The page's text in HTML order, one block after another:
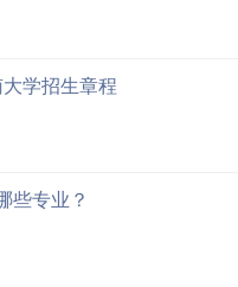
学招生章程
些专业？